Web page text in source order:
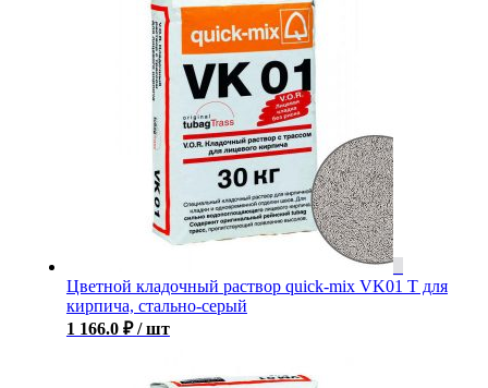
Цветной кладочный раствор quick-mix VK01 T для
кирпича, стально-серый
1 166.0 ₽ / шт